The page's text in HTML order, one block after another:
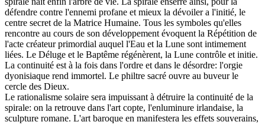
défendre contre l'ennemi profane et mieux la dévoiler a l'initié, le
centre secret de la Matrice Humaine. Tous les symboles qu'elles
rencontre au cours de son développement évoquent la Répétition de
l'acte créateur primordial auquel l'Eau et la Lune sont intimement
liées. Le Déluge et le Baptême régénèrent, la Lune contrôle et initie.
La continuité est à la fois dans l'ordre et dans le désordre: l'orgie
dyonisiaque rend immortel. Le philtre sacré ouvre au buveur le
cercle des Dieux.
Le rationalisme solaire sera impuissant à détruire la continuité de la
spirale: on la retrouve dans l'art copte, l'enluminure irlandaise, la
sculpture romane. L'art baroque en manifestera les effets souverains,